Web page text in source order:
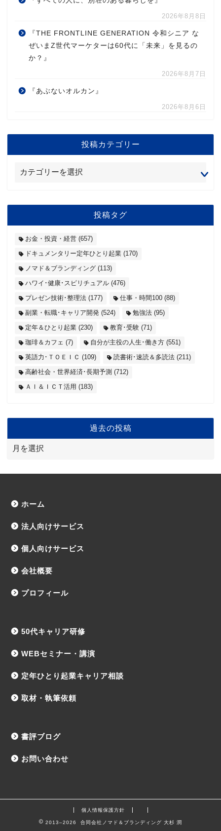
2026年8月8日
『THE FRONTLINE GENERATION 令和シニア な
ぜいまZ世代マーケターは60代に「未来」を見るの
か？』
2026年8月7日
『あぶないオルカン』
2026年8月6日
投稿カテゴリー
投稿タグ
お金・投資・経営 (657)
ドキュメンタリー定年ひとり起業 (170)
ノマド＆ブランディング (113)
ハワイ･健康･スピリチュアル (476)
プレゼン技術･整理法 (177) 仕事・時間100 (88)
副業・転職･キャリア開発 (524) 勉強法 (95)
定年＆ひとり起業 (230) 教育･受験 (71)
珈琲＆カフェ (7) 自分が主役の人生･働き方 (551)
英語力･ＴＯＥＩＣ (109) 読書術･速読＆多読法 (211)
高齢社会・世界経済･長期予測 (712)
ＡＩ＆ＩＣＴ活用 (183)
過去の投稿
ホーム
法人向けサービス
個人向けサービス
会社概要
プロフィール
50代キャリア研修
WEBセミナー・講演
定年ひとり起業キャリア相談
取材・執筆依頼
書評ブログ
お問い合わせ
個人情報保護方針
2013–2026 合同会社ノマド＆ブランディング 大杉 潤